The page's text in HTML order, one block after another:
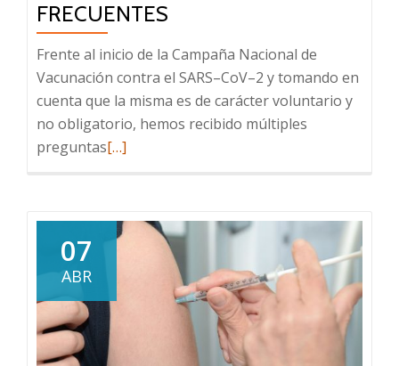
FRECUENTES
Frente al inicio de la Campaña Nacional de
Vacunación contra el SARS–CoV–2 y tomando en
cuenta que la misma es de carácter voluntario y
no obligatorio, hemos recibido múltiples
preguntasLeer
el
Covid–
19:
[…]
07
ABR